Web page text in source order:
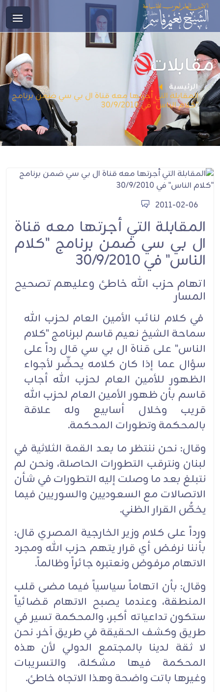
مقابلات
الرئيسية
المقابلة التي أجرتها معه قناة ال بي سي ضمن برنامج
"كلام الناس" في 30/9/2010
2011-02-06
المقابلة التي أجرتها معه قناة
ال بي سي ضمن برنامج "كلام
الناس" في 30/9/2010
اتهام حزب الله خاطئ وعليهم تصحيح
المسار
في كلام لنائب الأمين العام لحزب الله
سماحة الشيخ نعيم قاسم لبرنامج "كلام
الناس" على قناة ال بي سي قال رداً على
سؤال عما إذا كان كلامه يحضِّر لأجواء
الظهور للأمين العام لحزب الله أجاب
قاسم بأن ظهور الأمين العام لحزب الله
قريب وخلال أسابيع وله علاقة
بالمحكمة وتطورات المحكمة.
وقال: نحن ننتظر ما بعد القمة الثلاثية في
لبنان ونترقب التطورات الحاصلة، ونحن لم
نتبلغ بعد ما وصلت إليه التطورات في شأن
الاتصالات مع السعوديين والسوريين فيما
يخصُّ القرار الظني.
ورداً على كلام وزير الخارجية المصري قال:
بأننا نرفض أي قرار يتهم حزب الله ومجرد
الاتهام مرفوض ونعتبره جائراً وظالماً.
وقال: بأن اتهاماً سياسياً فيما مضى قلب
المنطقة، وعندما يصبح الاتهام قضائياً
ستكون تداعياته أكبر، والمحكمة تسير في
طريق وكشف الحقيقة في طريق آخر. نحن
لا ثقة لدينا بالمجتمع الدولي لأن هذه
المحكمة فيها مشكلة، والتسريبات
وغيرها باتت واضحة وهذا الاتجاه خاطئ.